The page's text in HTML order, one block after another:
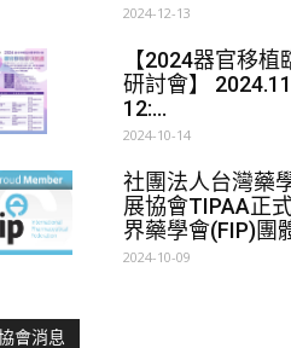
2024-12-13
【2024器官移植
研討會】
12:...
2024-10-14
社團法人台灣藥
展協會TIPAA正
界藥學會(FIP)團
2024-10-09
會消息